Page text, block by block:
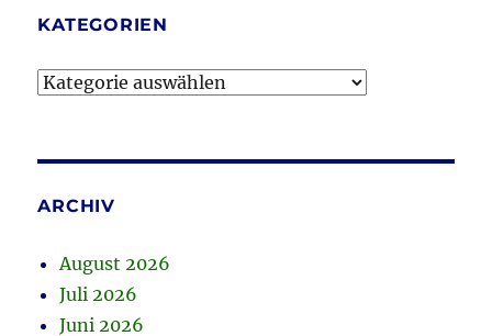
KATEGORIEN
Kategorien
ARCHIV
August 2026
Juli 2026
Juni 2026